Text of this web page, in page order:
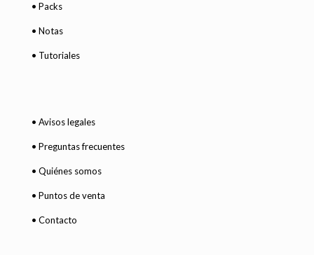
• Packs
• Notas
• Tutoriales
• Avisos legales
• Preguntas frecuentes
• Quiénes somos
• Puntos de venta
• Contacto